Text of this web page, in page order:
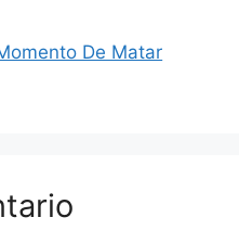
De Matar